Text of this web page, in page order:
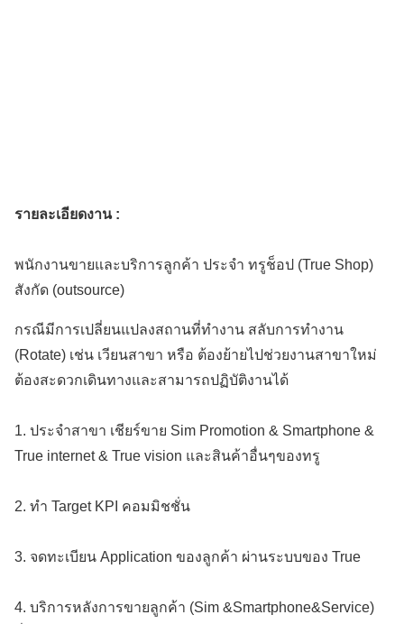
รายละเอียดงาน :
พนักงานขายและบริการลูกค้า ประจำ ทรูช็อป (True Shop)
สังกัด (outsource)
กรณีมีการเปลี่ยนแปลงสถานที่ทำงาน สลับการทำงาน
(Rotate) เช่น เวียนสาขา หรือ ต้องย้ายไปช่วยงานสาขาใหม่
ต้องสะดวกเดินทางและสามารถปฏิบัติงานได้
1. ประจำสาขา เชียร์ขาย Sim Promotion & Smartphone &
True internet & True vision และสินค้าอื่นๆของทรู
2. ทำ Target KPI คอมมิชชั่น
3. จดทะเบียน Application ของลูกค้า ผ่านระบบของ True
4. บริการหลังการขายลูกค้า (Sim &Smartphone&Service)